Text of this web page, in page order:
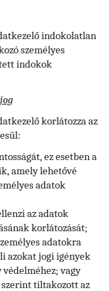
indokolatlan
személyes
indokok
korlátozza az
ez esetben a
amely lehetővé
adatok
az adatok
korlátozását;
adatokra
azokat jogi igények
védelméhez; vagy
szerint tiltakozott az